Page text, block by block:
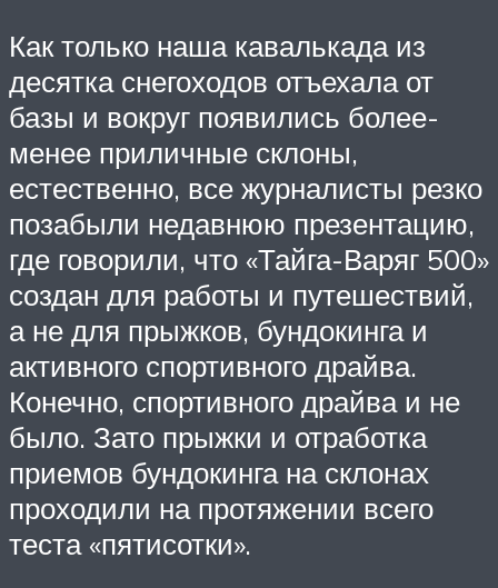
Как только наша кавалькада из
десятка снегоходов отъехала от
базы и вокруг появились более-
менее приличные склоны,
естественно, все журналисты резко
позабыли недавнюю презентацию,
где говорили, что «Тайга-Варяг 500»
создан для работы и путешествий,
а не для прыжков, бундокинга и
активного спортивного драйва.
Конечно, спортивного драйва и не
было. Зато прыжки и отработка
приемов бундокинга на склонах
проходили на протяжении всего
теста «пятисотки».